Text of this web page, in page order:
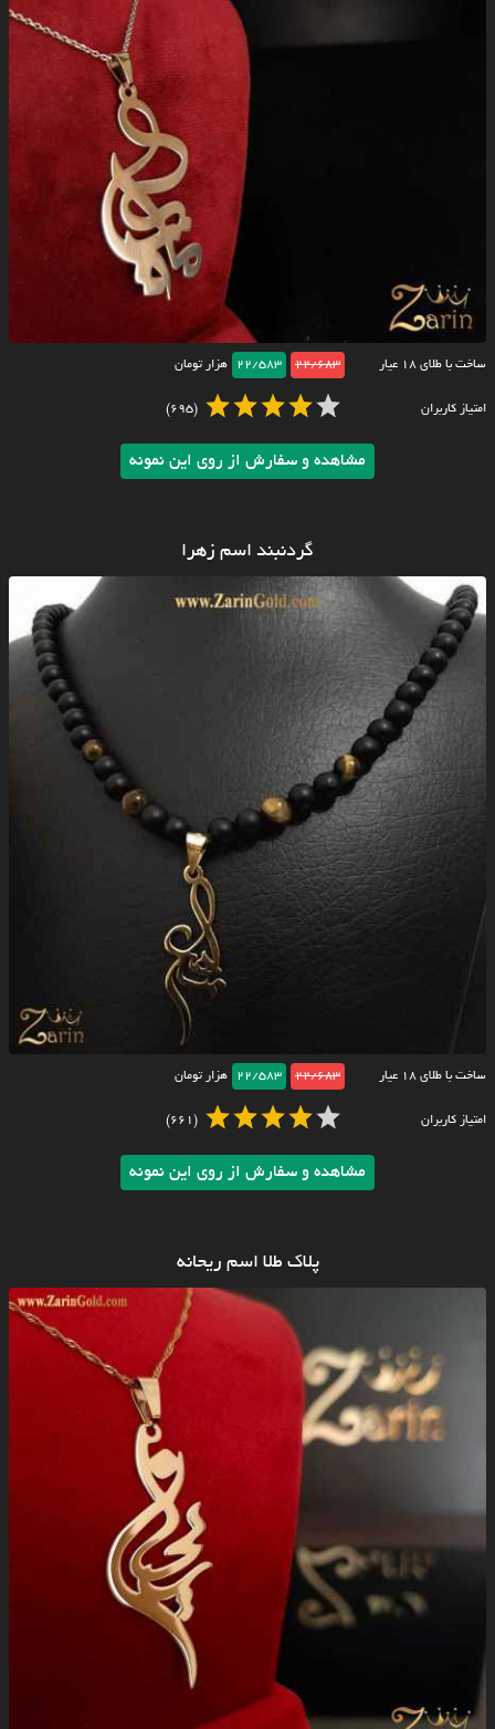
ساخت با طلای ۱۸ عیار 22/683
22/583 هزار تومان
امتیاز کاربران (695)
مشاهده و سفارش از روی این نمونه
گردنبند اسم زهرا
ساخت با طلای ۱۸ عیار 22/683
22/583 هزار تومان
امتیاز کاربران (661)
مشاهده و سفارش از روی این نمونه
پلاک طلا اسم ریحانه